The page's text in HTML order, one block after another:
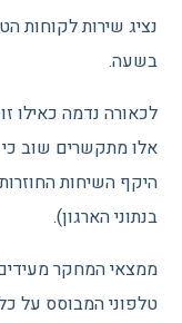
נציג שירות לקוחות
בשעה.
לכאורה נדמה כאילו
אלו מתקשרים שוב
היקף השיחות
בנתוני הארגון).
ממצאי המחקר
טלפוני המבוסס על